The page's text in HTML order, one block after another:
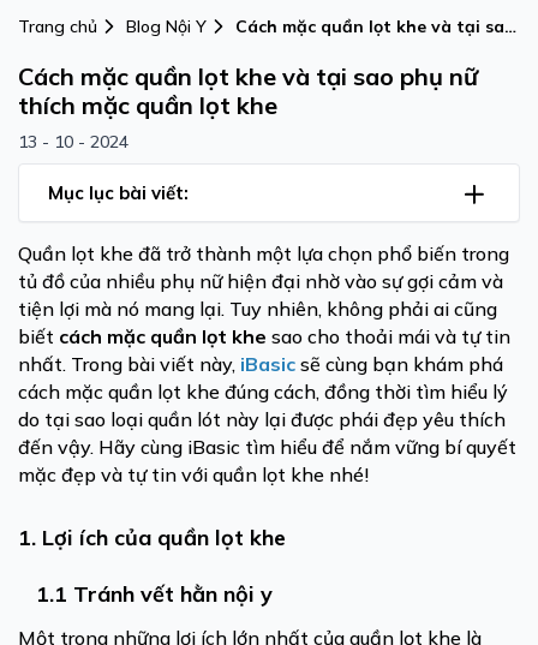
Trang chủ Blog Nội Y
Cách mặc quần lọt khe và tại sao
Cách mặc quần lọt khe và tại sao phụ nữ
thích mặc quần lọt khe
13 - 10 - 2024
Mục lục bài viết:
Quần lọt khe đã trở thành một lựa chọn phổ biến trong
tủ đồ của nhiều phụ nữ hiện đại nhờ vào sự gợi cảm và
tiện lợi mà nó mang lại. Tuy nhiên, không phải ai cũng
biết cách mặc quần lọt khe sao cho thoải mái và tự tin
nhất. Trong bài viết này, iBasic sẽ cùng bạn khám phá
cách mặc quần lọt khe đúng cách, đồng thời tìm hiểu lý
do tại sao loại quần lót này lại được phái đẹp yêu thích
đến vậy. Hãy cùng iBasic tìm hiểu để nắm vững bí quyết
mặc đẹp và tự tin với quần lọt khe nhé!
1. Lợi ích của quần lọt khe
1.1 Tránh vết hằn nội y
Một trong những lợi ích lớn nhất của quần lọt khe là